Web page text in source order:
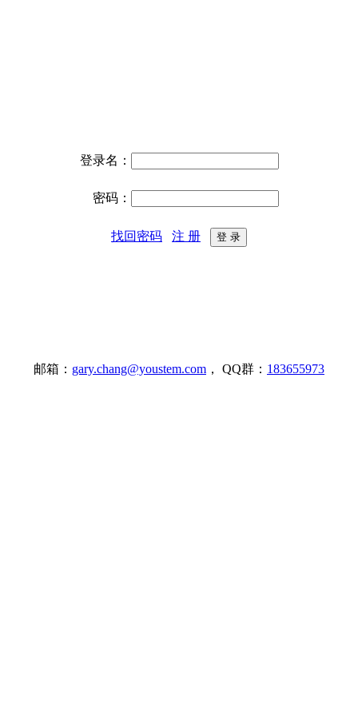
登录名：
密码：
找回密码 注 册
邮箱： gary.chang@youstem.com ， QQ群： 183655973